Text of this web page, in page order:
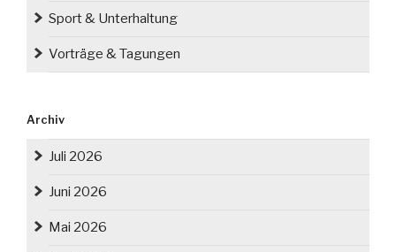
Sport & Unterhaltung
Vorträge & Tagungen
Archiv
Juli 2026
Juni 2026
Mai 2026